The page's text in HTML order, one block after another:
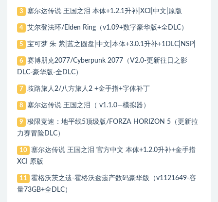
3 塞尔达传说 王国之泪 本体+1.2.1升补|XCI|中文|原版
4 艾尔登法环/Elden Ring（v1.09+数字豪华版+全DLC）
5 宝可梦 朱 紫|蓝之圆盘|中文|本体+3.0.1升补+1DLC|NSP|
6
赛博朋克2077/Cyberpunk 2077（V2.0-更新往日之影
DLC-豪华版-全DLC）
7 歧路旅人2/八方旅人2 +金手指+字体补丁
8 塞尔达传说 王国之泪（ v1.1.0—模拟器）
9
极限竞速：地平线5顶级版/FORZA HORIZON 5（更新拉
力赛冒险DLC）
10
塞尔达传说 王国之泪 官方中文 本体+1.2.0升补+金手指
XCI 原版
11
霍格沃茨之遗-霍格沃兹遗产数码豪华版（v1121649-容
量73GB+全DLC）